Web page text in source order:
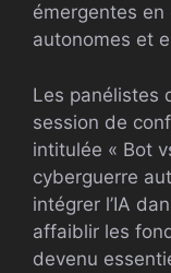
émergentes
autonomes et
Les panélistes
session de
intitulée « Bot
cyberguerre
intégrer l’IA
affaiblir les
devenu